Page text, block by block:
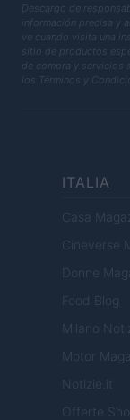
Descargo de
información precisa y
ve cuando visita una
sitio de productos
de compra y servicios
los Términos y
ITALIA
Casa
Cineverse
Donne
Food Blog
Milano
Motor
Notizie.it
Offerte